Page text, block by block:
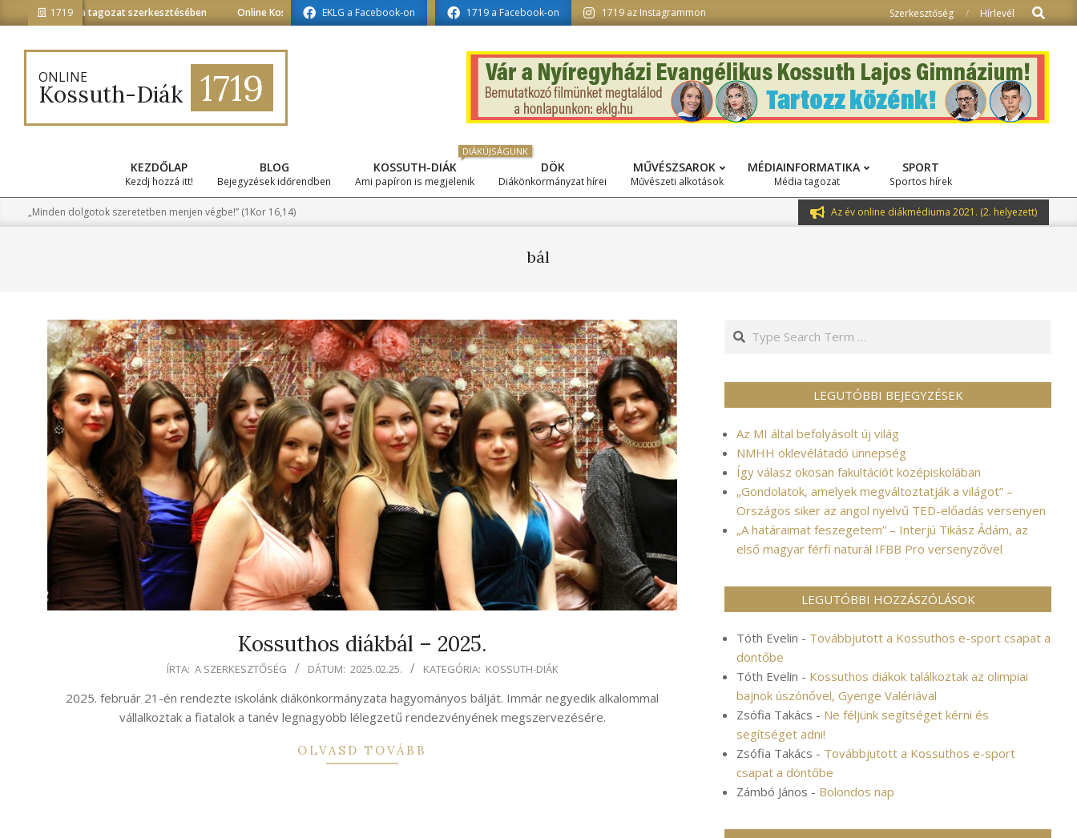
to
content
1719tagozat szerkesztésében Online Kossuth-Diák a médiainformatika tagozat szerkesztésében
EKLG a Facebook-on 1719 a Facebook-on 1719 az Instagrammon Szerkesztőség Hírlevél Search
ONLINE
Kossuth-Diák 1719
Primary
Navigation
KEZDŐLAP
Kezdj hozzá itt!
BLOG
Bejegyzések időrendben
KOSSUTH-DIÁK
DIÁKÚJSÁGUNK
Ami papíron is megjelenik
DÖK
Diákönkormányzat hírei
MŰVÉSZSAROK
Művészeti alkotások
MÉDIAINFORMATIKA
Média tagozat
SPORT
Sportos hírek
„Minden dolgotok szeretetben menjen végbe!” (1Kor 16,14) Az év online diákmédiuma 2021. (2. helyezett)
bál
Kossuthos diákbál – 2025.
ÍRTA: A SZERKESZTŐSÉG DÁTUM: 2025.02.25. KATEGÓRIA: KOSSUTH-DIÁK
2025. február 21-én rendezte iskolánk diákönkormányzata hagyományos bálját. Immár negyedik alkalommal
vállalkoztak a fiatalok a tanév legnagyobb lélegzetű rendezvényének megszervezésére.
OLVASD TOVÁBB
Search
LEGUTÓBBI BEJEGYZÉSEK
Az MI által befolyásolt új világ
NMHH oklevélátadó ünnepség
Így válasz okosan fakultációt középiskolában
„Gondolatok, amelyek megváltoztatják a világot” –
Országos siker az angol nyelvű TED-előadás versenyen
„A határaimat feszegetem” – Interjú Tikász Ádám, az
első magyar férfi naturál IFBB Pro versenyzővel
LEGUTÓBBI HOZZÁSZÓLÁSOK
Tóth Evelin - Továbbjutott a Kossuthos e-sport csapat a
döntőbe
Tóth Evelin - Kossuthos diákok találkoztak az olimpiai
bajnok úszónővel, Gyenge Valériával
Zsófia Takács - Ne féljünk segítséget kérni és
segítséget adni!
Zsófia Takács - Továbbjutott a Kossuthos e-sport
csapat a döntőbe
Zámbó János - Bolondos nap